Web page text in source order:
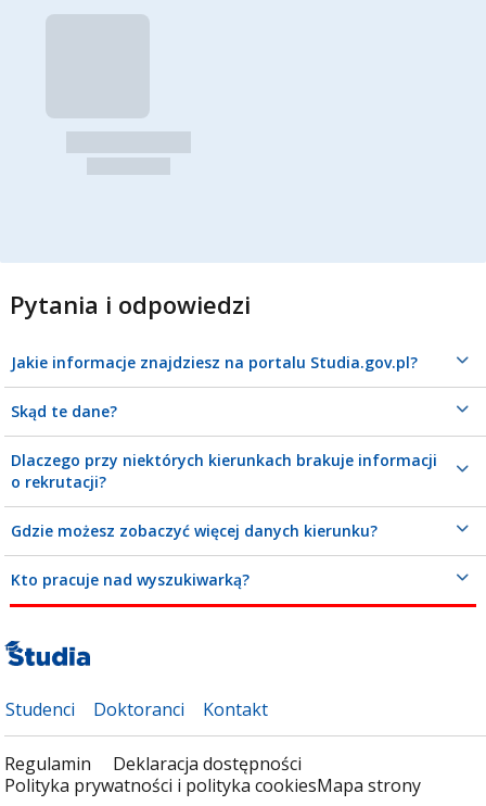
Pytania i odpowiedzi
Jakie informacje znajdziesz na portalu Studia.gov.pl?
Skąd te dane?
Dlaczego przy niektórych kierunkach brakuje informacji
o rekrutacji?
Gdzie możesz zobaczyć więcej danych kierunku?
Kto pracuje nad wyszukiwarką?
Studenci Doktoranci Kontakt
Regulamin
Deklaracja dostępności
Polityka prywatności i polityka cookiesMapa strony